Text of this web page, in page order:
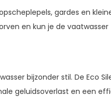
gardes en
en kun je de vaatwasser
bijzonder stil. De Eco
geluidsoverlast en een